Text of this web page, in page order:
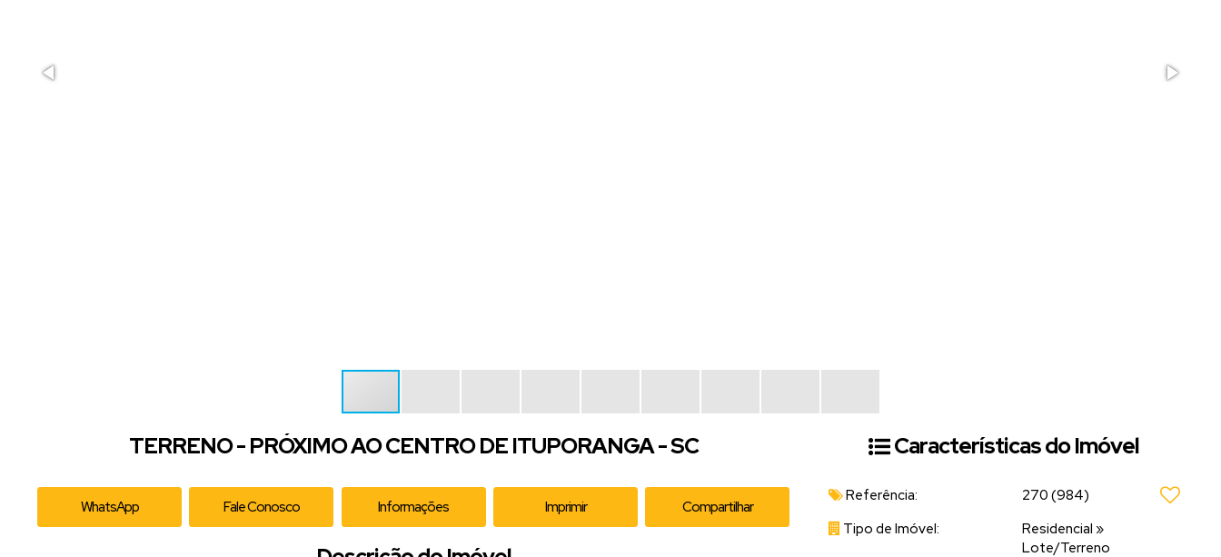
TERRENO - PRÓXIMO AO CENTRO DE ITUPORANGA - SC
WhatsApp Fale Conosco Informações Imprimir Compartilhar
Características do Imóvel
Referência: 270 (984)
Tipo de Imóvel:
Residencial »
Lote/Terreno